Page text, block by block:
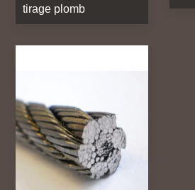
tirage plomb